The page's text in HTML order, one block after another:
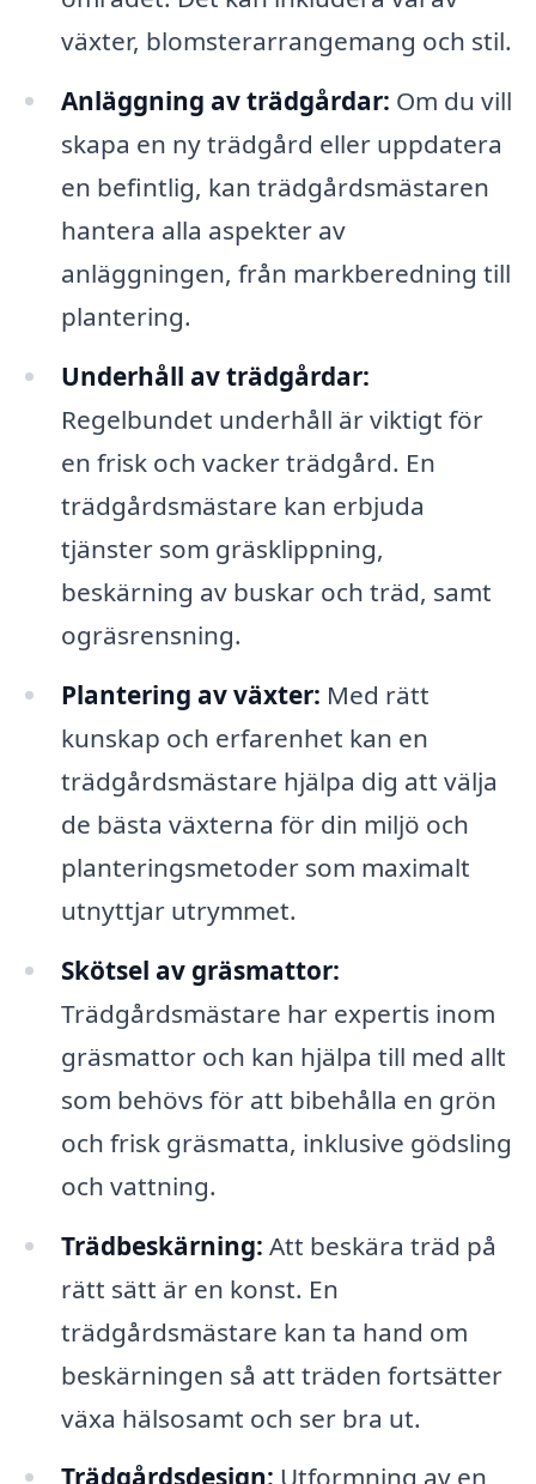
växter, blomsterarrangemang och stil.
Anläggning av trädgårdar: Om du vill
skapa en ny trädgård eller uppdatera
en befintlig, kan trädgårdsmästaren
hantera alla aspekter av
anläggningen, från markberedning till
plantering.
Underhåll av trädgårdar:
Regelbundet underhåll är viktigt för
en frisk och vacker trädgård. En
trädgårdsmästare kan erbjuda
tjänster som gräsklippning,
beskärning av buskar och träd, samt
ogräsrensning.
Plantering av växter: Med rätt
kunskap och erfarenhet kan en
trädgårdsmästare hjälpa dig att välja
de bästa växterna för din miljö och
planteringsmetoder som maximalt
utnyttjar utrymmet.
Skötsel av gräsmattor:
Trädgårdsmästare har expertis inom
gräsmattor och kan hjälpa till med allt
som behövs för att bibehålla en grön
och frisk gräsmatta, inklusive gödsling
och vattning.
Trädbeskärning: Att beskära träd på
rätt sätt är en konst. En
trädgårdsmästare kan ta hand om
beskärningen så att träden fortsätter
växa hälsosamt och ser bra ut.